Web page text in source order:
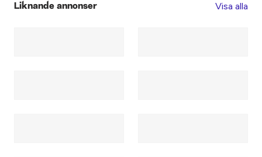
Liknande annonser Visa alla